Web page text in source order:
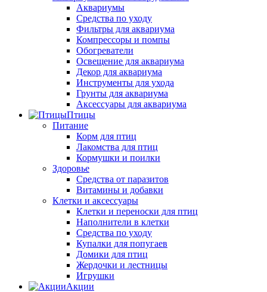
Аквариумы
Средства по уходу
Фильтры для аквариума
Компрессоры и помпы
Обогреватели
Освещение для аквариума
Декор для аквариума
Инструменты для ухода
Грунты для аквариума
Аксессуары для аквариума
Птицы
Питание
Корм для птиц
Лакомства для птиц
Кормушки и поилки
Здоровье
Средства от паразитов
Витамины и добавки
Клетки и аксессуары
Клетки и переноски для птиц
Наполнители в клетки
Средства по уходу
Купалки для попугаев
Домики для птиц
Жердочки и лестницы
Игрушки
Акции